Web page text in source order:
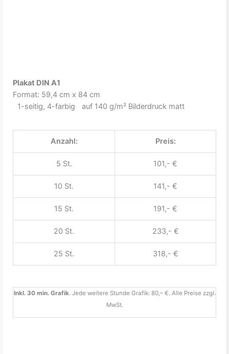
Plakat DIN A1
Format: 59,4 cm x 84 cm
1-seitig, 4-farbig auf 140 g/m² Bilderdruck matt
Anzahl: Preis:
5 St. 101,- €
10 St. 141,- €
15 St. 191,- €
20 St. 233,- €
25 St. 318,- €
Inkl. 30 min. Grafik. Jede weitere Stunde Grafik: 80,– €. Alle Preise zzgl.
MwSt.